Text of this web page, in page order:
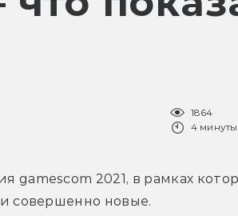
1864
4
gamescom 2021, в рамках
совершенно новые.